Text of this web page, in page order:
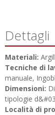
Dettagli
Materiali:
Tecniche di
manuale,
Dimensioni:
tipologie
Località di